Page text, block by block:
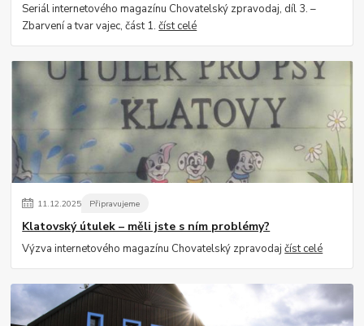
Seriál internetového magazínu Chovatelský zpravodaj, díl 3. –
Zbarvení a tvar vajec, část 1.číst celé
11.12.2025 Připravujeme
Klatovský útulek – měli jste s ním problémy?
Výzva internetového magazínu Chovatelský zpravodajčíst celé